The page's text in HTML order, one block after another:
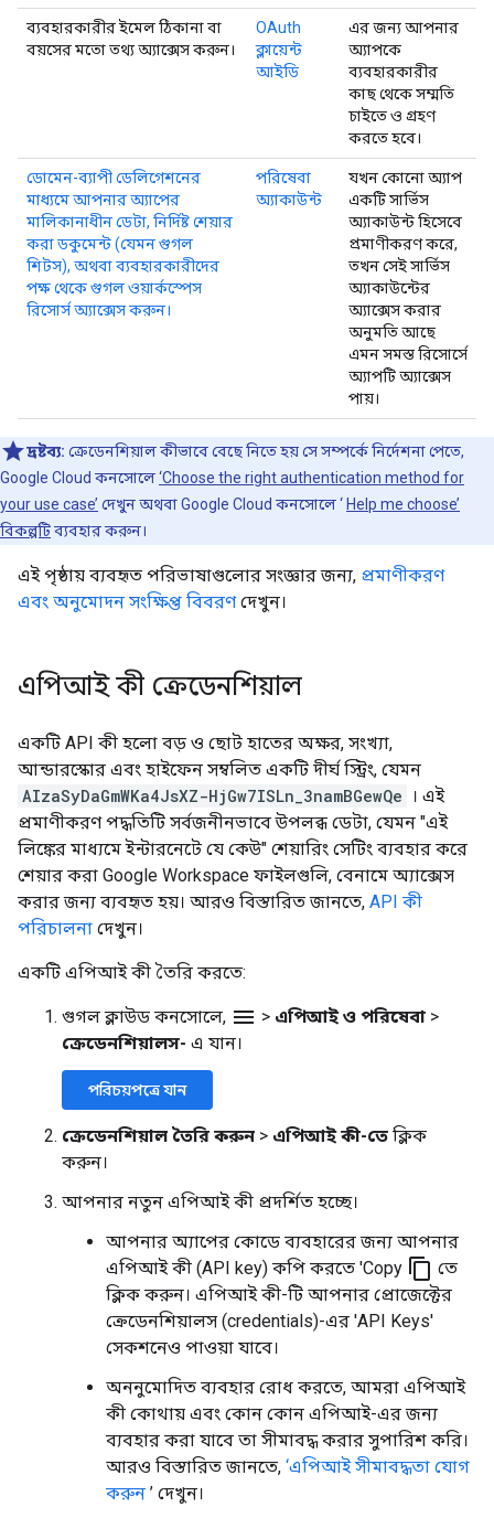
ব্যবহারকারীর ইমেল ঠিকানা বা
বয়সের মতো তথ্য অ্যাক্সেস করুন।
OAuth
ক্লায়েন্ট
আইডি
এর জন্য আপনার
অ্যাপকে
ব্যবহারকারীর
কাছ থেকে সম্মতি
চাইতে ও গ্রহণ
করতে হবে।
ডোমেন-ব্যাপী ডেলিগেশনের
মাধ্যমে আপনার অ্যাপের
মালিকানাধীন ডেটা, নির্দিষ্ট শেয়ার
করা ডকুমেন্ট (যেমন গুগল
শিটস), অথবা ব্যবহারকারীদের
পক্ষ থেকে গুগল ওয়ার্কস্পেস
রিসোর্স অ্যাক্সেস করুন।
পরিষেবা
অ্যাকাউন্ট
যখন কোনো অ্যাপ
একটি সার্ভিস
অ্যাকাউন্ট হিসেবে
প্রমাণীকরণ করে,
তখন সেই সার্ভিস
অ্যাকাউন্টের
অ্যাক্সেস করার
অনুমতি আছে
এমন সমস্ত রিসোর্সে
অ্যাপটি অ্যাক্সেস
পায়।
দ্রষ্টব্য: ক্রেডেনশিয়াল কীভাবে বেছে নিতে হয় সে সম্পর্কে নির্দেশনা পেতে,
Google Cloud কনসোলে‘Choose the right authentication method for
your use case’ দেখুন অথবা Google Cloud কনসোলে ‘ Help me choose’
বিকল্পটিব্যবহার করুন।
এই পৃষ্ঠায় ব্যবহৃত পরিভাষাগুলোর সংজ্ঞার জন্য, প্রমাণীকরণ
এবং অনুমোদন সংক্ষিপ্ত বিবরণদেখুন।
এপিআই কী ক্রেডেনশিয়াল
একটি API কী হলো বড় ও ছোট হাতের অক্ষর, সংখ্যা,
আন্ডারস্কোর এবং হাইফেন সম্বলিত একটি দীর্ঘ স্ট্রিং, যেমন
AIzaSyDaGmWKa4JsXZ-HjGw7ISLn_3namBGewQe
। এই
প্রমাণীকরণ পদ্ধতিটি সর্বজনীনভাবে উপলব্ধ ডেটা, যেমন "এই
লিঙ্কের মাধ্যমে ইন্টারনেটে যে কেউ" শেয়ারিং সেটিং ব্যবহার করে
শেয়ার করা Google Workspace ফাইলগুলি, বেনামে অ্যাক্সেস
করার জন্য ব্যবহৃত হয়। আরও বিস্তারিত জানতে, API কী
পরিচালনা দেখুন।
একটি এপিআই কী তৈরি করতে:
গুগল ক্লাউড কনসোলে, menu > এপিআই ও পরিষেবা >
ক্রেডেনশিয়ালস- এ যান।
পরিচয়পত্রে যান
ক্রেডেনশিয়াল তৈরি করুন > এপিআই কী-তে ক্লিক
করুন।
আপনার নতুন এপিআই কী প্রদর্শিত হচ্ছে।
আপনার অ্যাপের কোডে ব্যবহারের জন্য আপনার
এপিআই কী (API key) কপি করতে 'Copy content_copy তে
ক্লিক করুন। এপিআই কী-টি আপনার প্রোজেক্টের
ক্রেডেনশিয়ালস (credentials)-এর 'API Keys'
সেকশনেও পাওয়া যাবে।
অননুমোদিত ব্যবহার রোধ করতে, আমরা এপিআই
কী কোথায় এবং কোন কোন এপিআই-এর জন্য
ব্যবহার করা যাবে তা সীমাবদ্ধ করার সুপারিশ করি।
আরও বিস্তারিত জানতে, ‘এপিআই সীমাবদ্ধতা যোগ
করুন ’ দেখুন।